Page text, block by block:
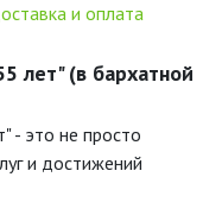
и оплата
лет" (в бархатной
- это не просто
и достижений